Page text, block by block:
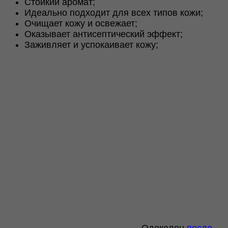
Идеально подходит для всех типов кожи;
Очищает кожу и освежает;
Оказывает антисептический эффект;
Заживляет и успокаивает кожу;